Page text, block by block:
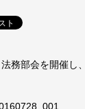
務部会を開催し